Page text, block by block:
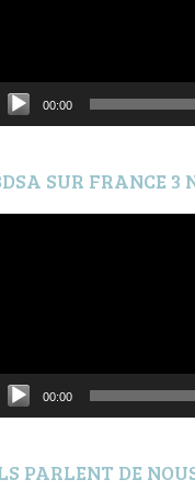
00:00
SUR FRANCE 3
00:00
PARLENT DE